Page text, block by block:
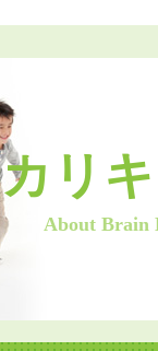
リ
About Brain